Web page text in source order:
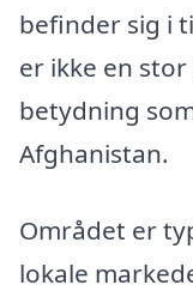
befinder sig i
er ikke en
betydning
Afghanistan.
Området er
lokale